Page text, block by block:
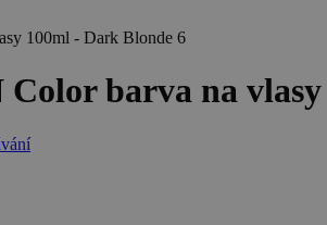
100ml - Dark Blonde 6
barva na